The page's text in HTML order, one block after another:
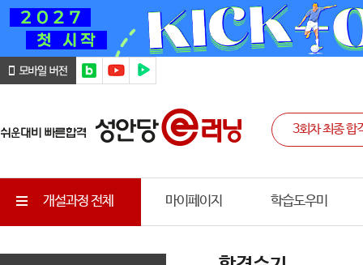
개설과정 전체 마이페이지 학습도우미